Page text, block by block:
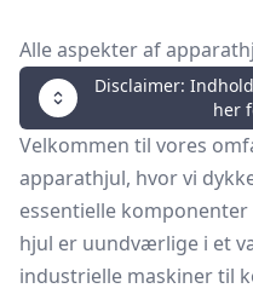
Alle aspekter af
Disclaimer:
her
Velkommen til vores
apparathjul, hvor vi
essentielle
hjul er uundværlige i et
industrielle maskiner til